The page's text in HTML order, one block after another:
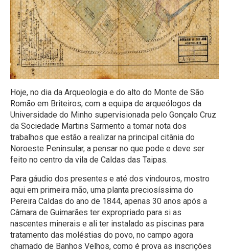
Hoje, no dia da Arqueologia e do alto do Monte de São
Romão em Briteiros, com a equipa de arqueólogos da
Universidade do Minho supervisionada pelo Gonçalo Cruz
da Sociedade Martins Sarmento a tomar nota dos
trabalhos que estão a realizar na principal citânia do
Noroeste Peninsular, a pensar no que pode e deve ser
feito no centro da vila de Caldas das Taipas.
Para gáudio dos presentes e até dos vindouros, mostro
aqui em primeira mão, uma planta preciosíssima do
Pereira Caldas do ano de 1844, apenas 30 anos após a
Câmara de Guimarães ter expropriado para si as
nascentes minerais e ali ter instalado as piscinas para
tratamento das moléstias do povo, no campo agora
chamado de Banhos Velhos, como é prova as inscrições